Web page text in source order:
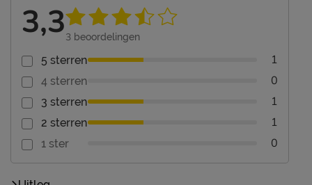
3,33 beoordelingen
5 sterren 1
4 sterren 0
3 sterren 1
2 sterren 1
1 ster 0